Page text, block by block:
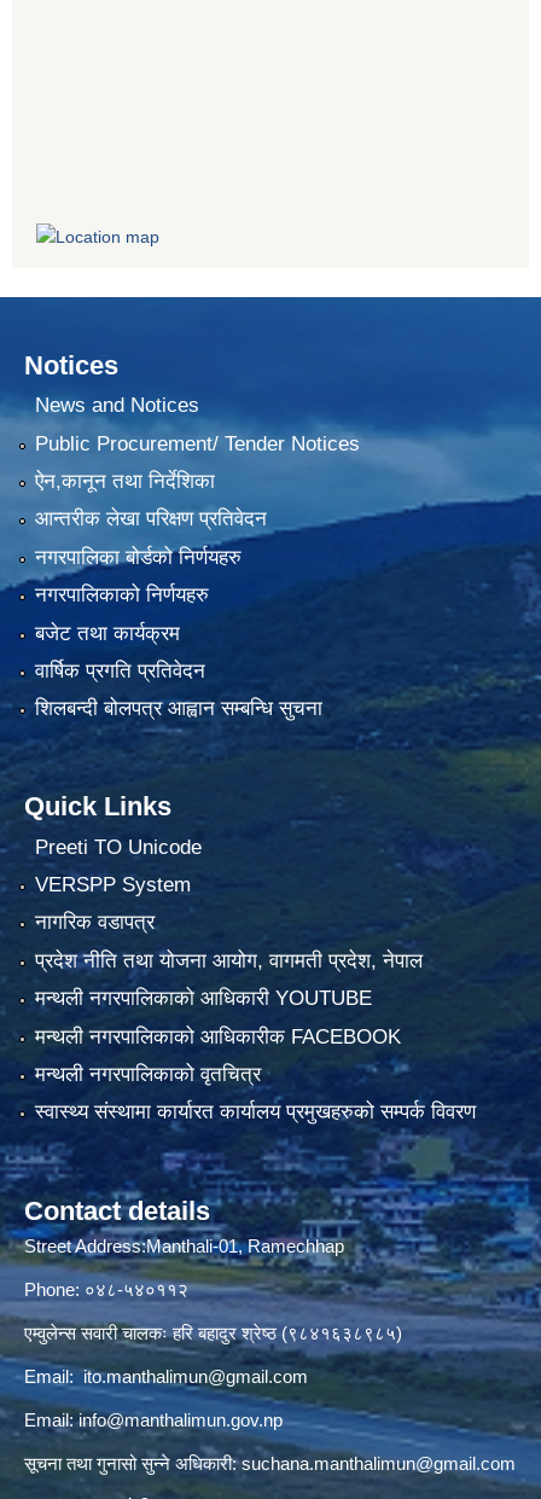
Notices
News and Notices
Public Procurement/ Tender Notices
ऐन,कानून तथा निर्देशिका
आन्तरीक लेखा परिक्षण प्रतिवेदन
नगरपालिका बोर्डको निर्णयहरु
नगरपालिकाको निर्णयहरु
बजेट तथा कार्यक्रम
वार्षिक प्रगति प्रतिवेदन
शिलबन्दी बोलपत्र आह्वान सम्बन्धि सुचना
Quick Links
Preeti TO Unicode
VERSPP System
नागरिक वडापत्र
प्रदेश नीति तथा योजना आयोग, वागमती प्रदेश, नेपाल
मन्थली नगरपालिकाको आधिकारी YOUTUBE
मन्थली नगरपालिकाको आधिकारीक FACEBOOK
मन्थली नगरपालिकाको वृतचित्र
स्वास्थ्य संस्थामा कार्यारत कार्यालय प्रमुखहरुको सम्पर्क विवरण
Contact details
Street Address:Manthali-01, Ramechhap
Phone: ०४८-५४०११२
एम्वुलेन्स सवारी चालकः हरि बहादुर श्रेष्ठ (९८४१६३८९८५)
Email:ito.manthalimun@gmail.com
Email:info@manthalimun.gov.np
सूचना तथा गुनासो सुन्ने अधिकारी:suchana.manthalimun@gmail.com